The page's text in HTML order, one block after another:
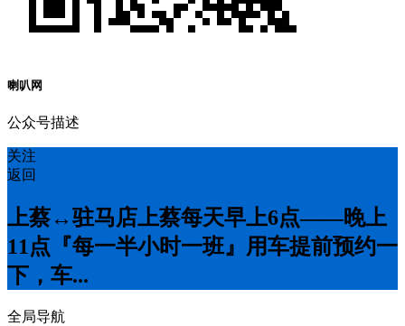
喇叭网
公众号描述
关注
返回
上蔡↔️驻马店上蔡每天早上6点——晚上
11点『每一半小时一班』用车提前预约一
下，车...
全局导航